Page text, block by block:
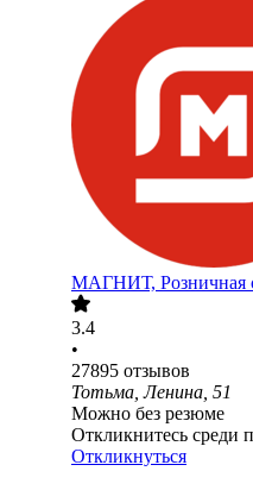
МАГНИТ, Розничная
3.4
•
27895 отзывов
Тотьма, Ленина, 51
Можно без резюме
Откликнитесь среди
Откликнуться